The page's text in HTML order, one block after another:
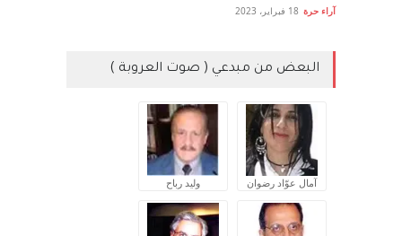
آراء حرة 18 فبراير، 2023
البعض من مبدعي ( صوت العروبة )
آمال عوّاد رضوان وليد رباح